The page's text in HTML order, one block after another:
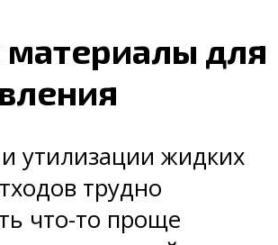
для
утилизации жидких
трудно
что-то проще